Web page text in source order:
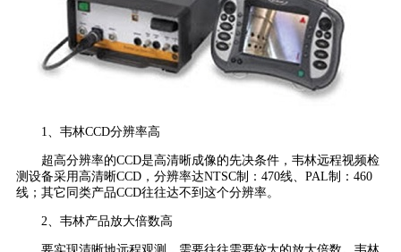
1、韦林CCD分辨率高
超高分辨率的CCD是高清晰成像的先决条件，韦林远程视频检
测设备采用高清晰CCD，分辨率达NTSC制：470线、PAL制：460
线；其它同类产品CCD往往达不到这个分辨率。
2、韦林产品放大倍数高